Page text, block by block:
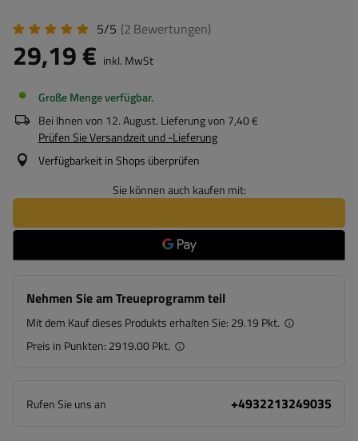
5/5 (2 Bewertungen)
29,19 € inkl. MwSt
Große Menge verfügbar
Bei Ihnen von 12. August. Lieferung von 7,40 €
Prüfen Sie Versandzeit und -Lieferung
Verfügbarkeit in Shops überprüfen
Sie können auch kaufen mit:
Nehmen Sie am Treueprogramm teil
Mit dem Kauf dieses Produkts erhalten Sie: 29.19 Pkt.
Preis in Punkten: 2919.00 Pkt.
Rufen Sie uns an +4932213249035